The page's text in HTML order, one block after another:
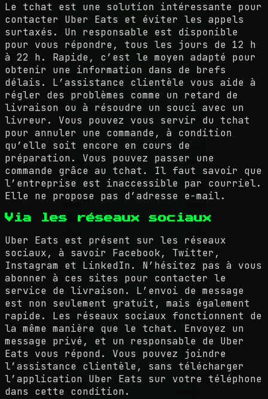
Le tchat est une solution intéressante pour
contacter Uber Eats et éviter les appels
surtaxés. Un responsable est disponible
pour vous répondre, tous les jours de 12 h
à 22 h. Rapide, c’est le moyen adapté pour
obtenir une information dans de brefs
délais. L’assistance clientèle vous aide à
régler des problèmes comme un retard de
livraison ou à résoudre un souci avec un
livreur. Vous pouvez vous servir du tchat
pour annuler une commande, à condition
qu’elle soit encore en cours de
préparation. Vous pouvez passer une
commande grâce au tchat. Il faut savoir que
l’entreprise est inaccessible par courriel.
Elle ne propose pas d’adresse e-mail.
Via les réseaux sociaux
Uber Eats est présent sur les réseaux
sociaux, à savoir Facebook, Twitter,
Instagram et LinkedIn. N’hésitez pas à vous
abonner à ces sites pour contacter le
service de livraison. L’envoi de message
est non seulement gratuit, mais également
rapide. Les réseaux sociaux fonctionnent de
la même manière que le tchat. Envoyez un
message privé, et un responsable de Uber
Eats vous répond. Vous pouvez joindre
l’assistance clientèle, sans télécharger
l’application Uber Eats sur votre téléphone
dans cette condition.